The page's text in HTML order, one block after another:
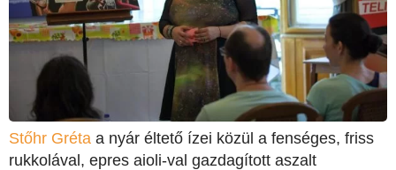
Stőhr Gréta a nyár éltető ízei közül a fenséges, friss
rukkolával, epres aioli-val gazdagított aszalt